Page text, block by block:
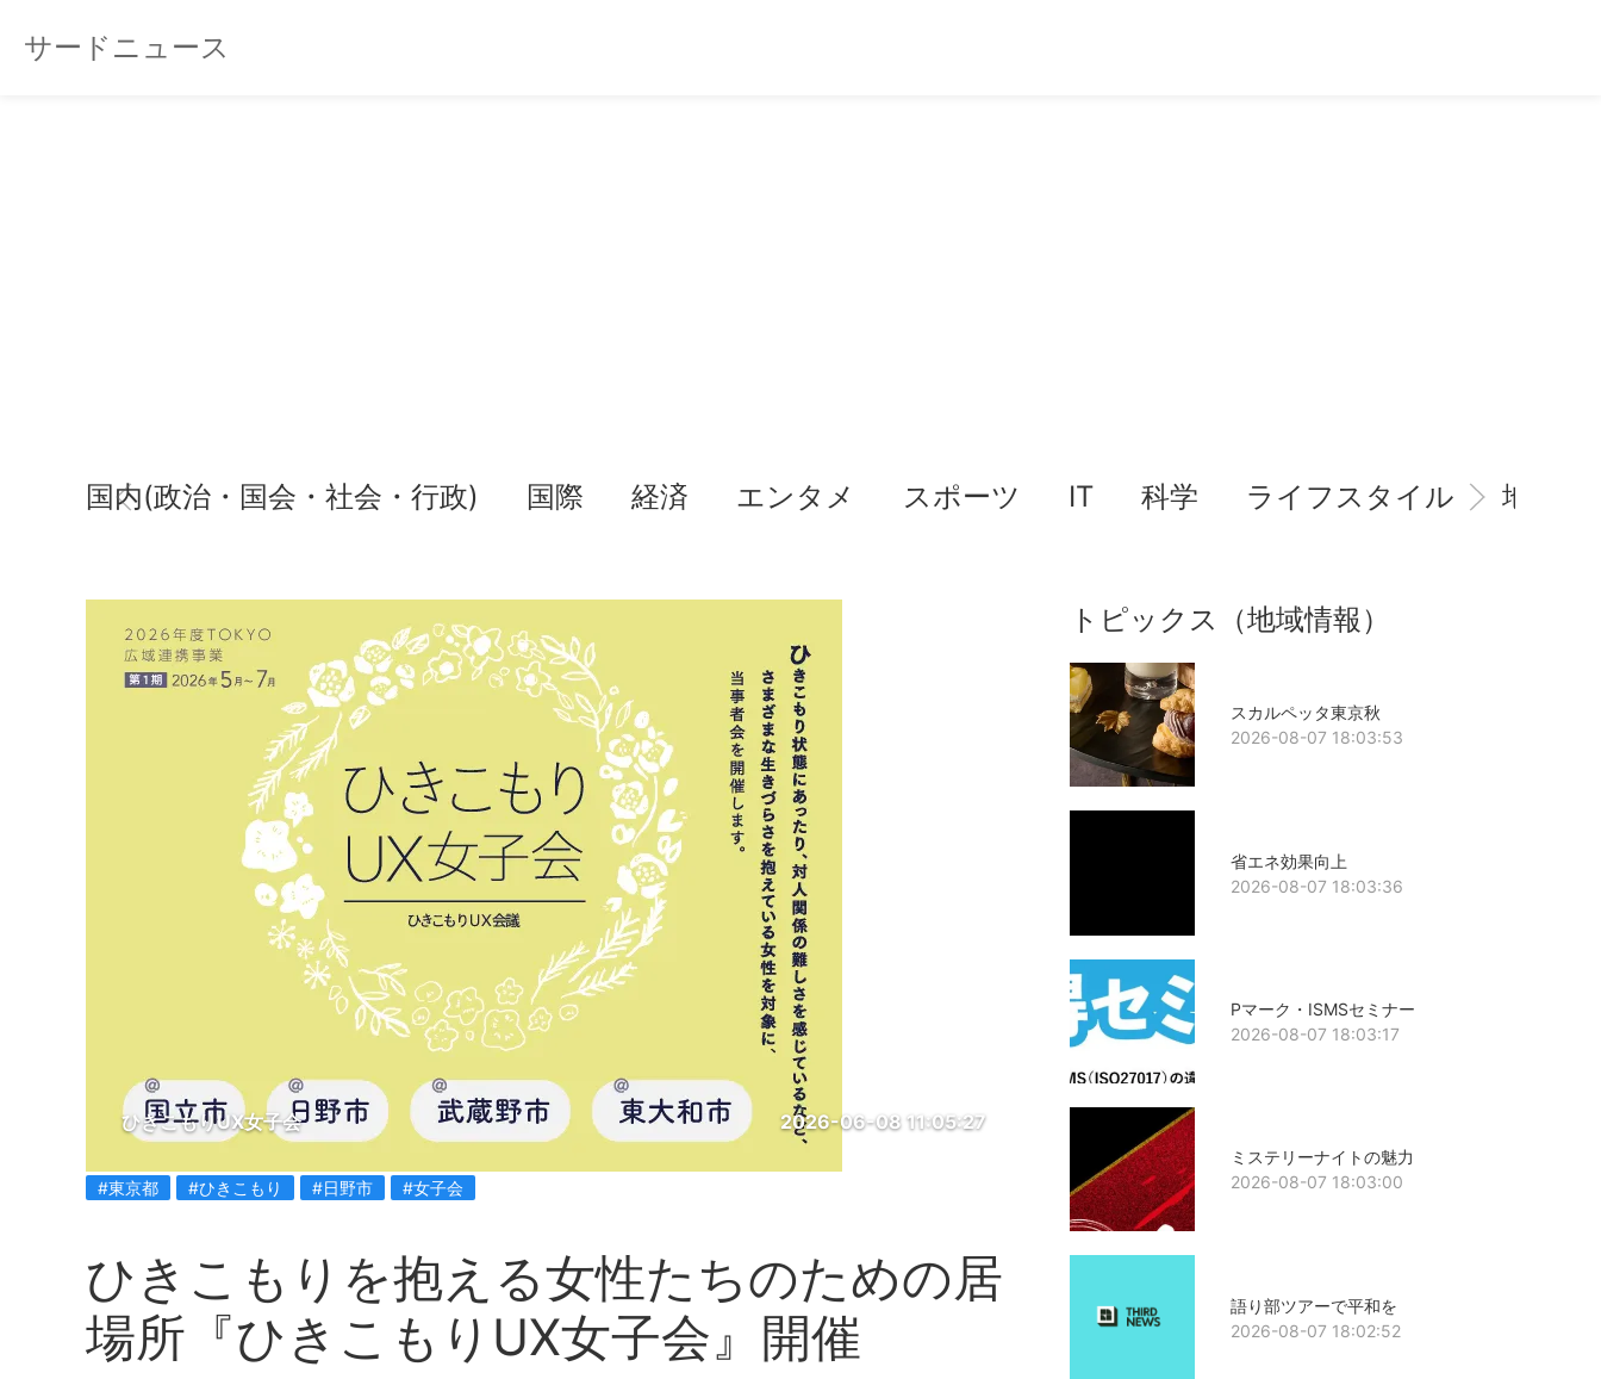
サードニュース
国内(政治・国会・社会・行政) 国際 経済 エンタメ スポーツ IT 科学 ライフスタイル 地域情
ひきこもりUX女子会 2026-06-08 11:05:27
#東京都 #ひきこもり #日野市 #女子会
ひきこもりを抱える女性たちのための居
場所『ひきこもりUX女子会』開催
トピックス（地域情報）
スカルペッタ東京秋
2026-08-07 18:03:53
省エネ効果向上
2026-08-07 18:03:36
Pマーク・ISMSセミナー
2026-08-07 18:03:17
ミステリーナイトの魅力
2026-08-07 18:03:00
語り部ツアーで平和を
2026-08-07 18:02:52